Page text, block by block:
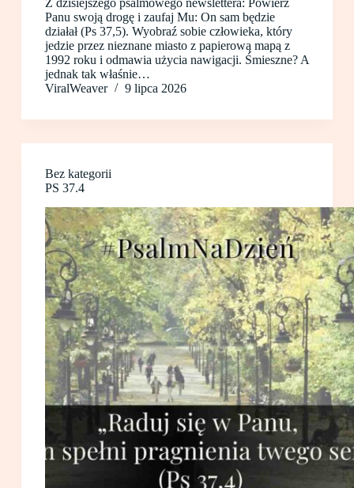
Z dzisiejszego psalmowego newslettera: Powierz
Panu swoją drogę i zaufaj Mu: On sam będzie
działał (Ps 37,5). Wyobraź sobie człowieka, który
jedzie przez nieznane miasto z papierową mapą z
1992 roku i odmawia użycia nawigacji. Śmieszne? A
jednak tak właśnie…
ViralWeaver
9 lipca 2026
Bez kategorii
PS 37.4